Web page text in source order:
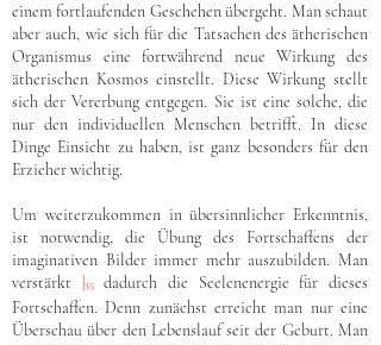
einem fortlaufenden Geschehen übergeht. Man schaut
aber auch, wie sich für die Tatsachen des ätherischen
Organismus eine fortwährend neue Wirkung des
ätherischen Kosmos einstellt. Diese Wirkung stellt
sich der Vererbung entgegen. Sie ist eine solche, die
nur den individuellen Menschen betrifft. In diese
Dinge Einsicht zu haben, ist ganz besonders für den
Erzieher wichtig.
Um weiterzukommen in übersinnlicher Erkenntnis,
ist notwendig, die Übung des Fortschaffens der
imaginativen Bilder immer mehr auszubilden. Man
verstärkt
35dadurch die Seelenenergie für dieses
Fortschaffen. Denn zunächst erreicht man nur eine
Überschau über den Lebenslauf seit der Geburt. Man